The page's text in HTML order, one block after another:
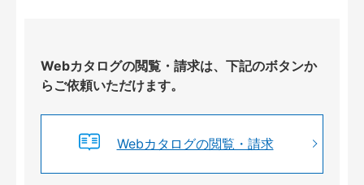
Webカタログの閲覧・請求は、下記のボタンか
らご依頼いただけます。
Webカタログの閲覧・請求